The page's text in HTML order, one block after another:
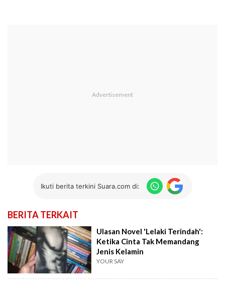
Ikuti berita terkini Suara.com di:
BERITA TERKAIT
Ulasan Novel 'Lelaki Terindah':
Ketika Cinta Tak Memandang
Jenis Kelamin
YOUR SAY